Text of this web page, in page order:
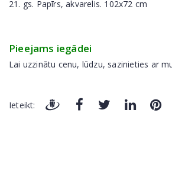
21. gs. Papīrs, akvarelis. 102x72 cm
Pieejams iegādei
Lai uzzinātu cenu, lūdzu, sazinieties ar
Ieteikt: